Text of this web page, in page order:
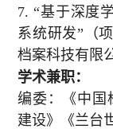
7. “基于深度
系统研发”（
档案科技有限
学术兼职：
编委：《中国
建设》《兰台